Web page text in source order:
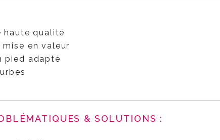
haute qualité
en valeur
pied adapté
& SOLUTIONS :